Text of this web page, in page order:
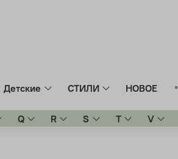
Детские СТИЛИ НОВОЕ
Q R S T V